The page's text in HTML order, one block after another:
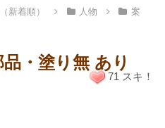
新着順） 人物
案
・塗り無 あり
71 スキ！